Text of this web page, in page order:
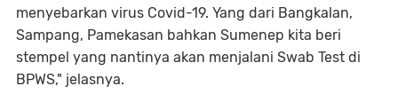
menyebarkan virus Covid-19. Yang dari Bangkalan,
Sampang, Pamekasan bahkan Sumenep kita beri
stempel yang nantinya akan menjalani Swab Test di
BPWS," jelasnya.